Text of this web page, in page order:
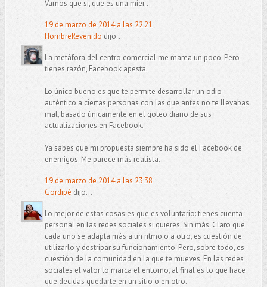
Vamos que si, que es una mier...
19 de marzo de 2014 a las 22:21
HombreRevenido dijo...
La metáfora del centro comercial me marea un poco. Pero
tienes razón, Facebook apesta.
Lo único bueno es que te permite desarrollar un odio
auténtico a ciertas personas con las que antes no te llevabas
mal, basado únicamente en el goteo diario de sus
actualizaciones en Facebook.
Ya sabes que mi propuesta siempre ha sido el Facebook de
enemigos. Me parece más realista.
19 de marzo de 2014 a las 23:38
Gordipé dijo...
Lo mejor de estas cosas es que es voluntario: tienes cuenta
personal en las redes sociales si quieres. Sin más. Claro que
cada uno se adapta más a un ritmo o a otro, es cuestión de
utilizarlo y destripar su funcionamiento. Pero, sobre todo, es
cuestión de la comunidad en la que te mueves. En las redes
sociales el valor lo marca el entorno, al final es lo que hace
que decidas quedarte en un sitio o en otro.